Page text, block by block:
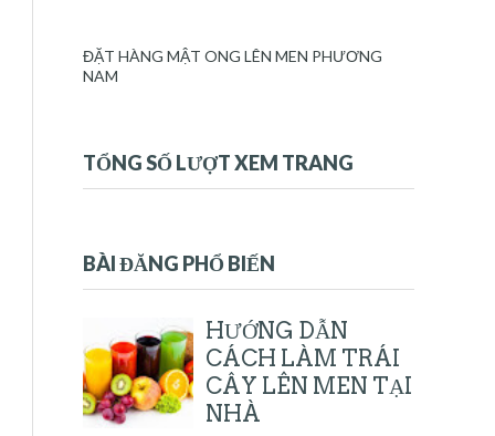
ĐẶT HÀNG MẬT ONG LÊN MEN PHƯƠNG
NAM
TỔNG SỐ LƯỢT XEM TRANG
BÀI ĐĂNG PHỔ BIẾN
HƯỚNG DẪN
CÁCH LÀM TRÁI
CÂY LÊN MEN TẠI
NHÀ